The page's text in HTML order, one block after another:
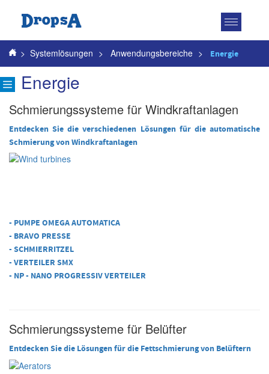
Toggle
> Systemlösungen > Anwendungsbereiche > Energie
Energie
Schmierungssysteme für Windkraftanlagen
Entdecken Sie die verschiedenen Lösungen für die automatische
Schmierung von Windkraftanlagen
- PUMPE OMEGA AUTOMATICA
- BRAVO PRESSE
- SCHMIERRITZEL
- VERTEILER SMX
- NP - NANO PROGRESSIV VERTEILER
Schmierungssysteme für Belüfter
Entdecken Sie die Lösungen für die Fettschmierung von Belüftern